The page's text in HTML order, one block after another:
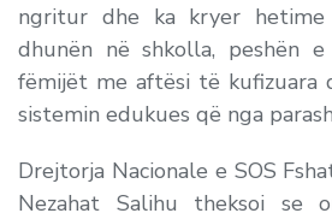
ngritur dhe ka kryer
dhunën në shkolla, peshën e
fëmijët me aftësi të kufizuara
sistemin edukues që nga
Drejtorja Nacionale e SOS
Nezahat Salihu theksoi se